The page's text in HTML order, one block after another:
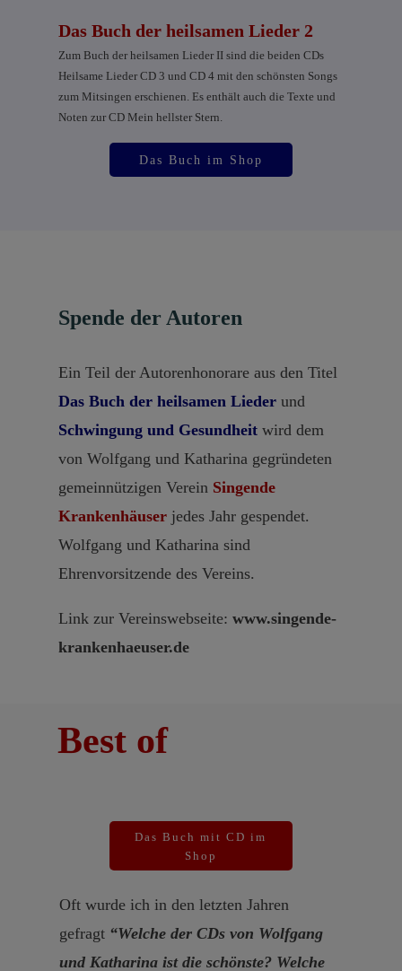
Das Buch der heilsamen Lieder 2
Zum Buch der heilsamen Lieder II sind die beiden CDs
Heilsame Lieder CD 3 und CD 4 mit den schönsten Songs
zum Mitsingen erschienen. Es enthält auch die Texte und
Noten zur CD Mein hellster Stern.
Das Buch im Shop
Spende der Autoren
Ein Teil der Autorenhonorare aus den Titel
Das Buch der heilsamen Lieder und
Schwingung und Gesundheit wird dem
von Wolfgang und Katharina gegründeten
gemeinnützigen Verein Singende
Krankenhäuser jedes Jahr gespendet.
Wolfgang und Katharina sind
Ehrenvorsitzende des Vereins.
Link zur Vereinswebseite: www.singende-
krankenhaeuser.de
Best of
Das Buch mit CD im
Shop
Oft wurde ich in den letzten Jahren
gefragt “Welche der CDs von Wolfgang
und Katharina ist die schönste? Welche